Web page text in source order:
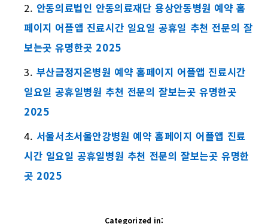
안동의료법인 안동의료재단 용상안동병원 예약 홈
페이지 어플앱 진료시간 일요일 공휴일 추천 전문의 잘
보는곳 유명한곳 2025
부산금정지온병원 예약 홈페이지 어플앱 진료시간
일요일 공휴일병원 추천 전문의 잘보는곳 유명한곳
2025
서울서초서울안강병원 예약 홈페이지 어플앱 진료
시간 일요일 공휴일병원 추천 전문의 잘보는곳 유명한
곳 2025
Categorized in: